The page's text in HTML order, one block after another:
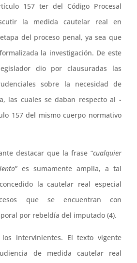
157 ter del Código Procesal
la medida cautelar real en
del proceso penal, ya sea que
la investigación. De este
dio por clausuradas las
sobre la necesidad de
las cuales se daban respecto al -
157 del mismo cuerpo normativo
destacar que la frase “cualquier
” es sumamente amplia, a tal
la cautelar real especial
que se encuentran con
por rebeldía del imputado (4).
los intervinientes. El texto vigente
de medida cautelar real